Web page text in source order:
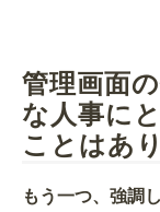
管理画面
な人事に
ことはあ
もう一つ、強調